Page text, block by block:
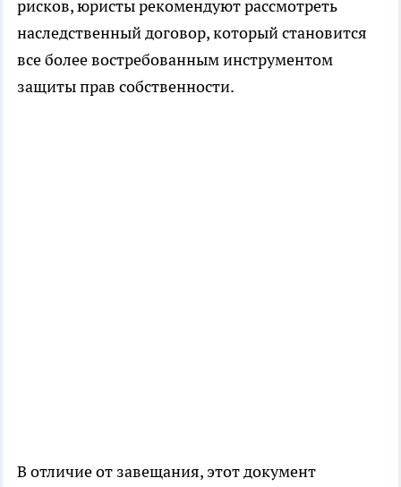
рисков, юристы рекомендуют рассмотреть
наследственный договор, который становится
все более востребованным инструментом
защиты прав собственности.
В отличие от завещания, этот документ